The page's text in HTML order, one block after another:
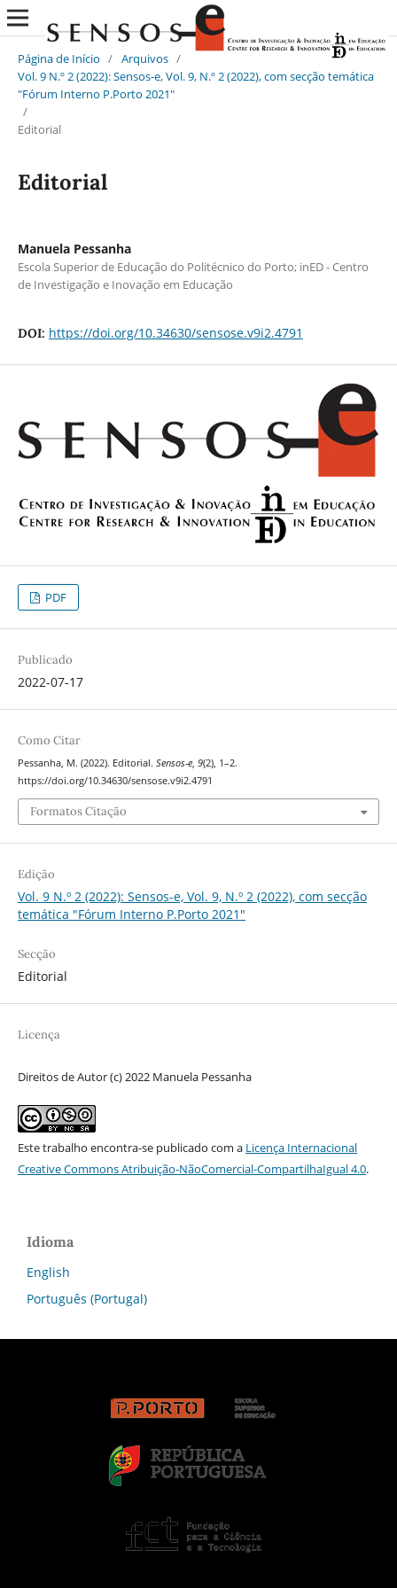
Página de Início / Arquivos /
Vol. 9 N.º 2 (2022): Sensos-e, Vol. 9, N.º 2 (2022), com secção temática
"Fórum Interno P.Porto 2021"
/
Editorial
Editorial
Manuela Pessanha
Escola Superior de Educação do Politécnico do Porto; inED - Centro
de Investigação e Inovação em Educação
DOI: https://doi.org/10.34630/sensose.v9i2.4791
PDF
Publicado
2022-07-17
Como Citar
Pessanha, M. (2022). Editorial. Sensos-e, 9(2), 1–2.
https://doi.org/10.34630/sensose.v9i2.4791
Formatos Citação
Edição
Vol. 9 N.º 2 (2022): Sensos-e, Vol. 9, N.º 2 (2022), com secção
temática "Fórum Interno P.Porto 2021"
Secção
Editorial
Licença
Direitos de Autor (c) 2022 Manuela Pessanha
Este trabalho encontra-se publicado com a Licença Internacional
Creative Commons Atribuição-NãoComercial-CompartilhaIgual 4.0.
Idioma
English
Português (Portugal)